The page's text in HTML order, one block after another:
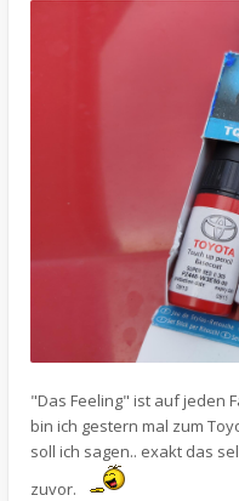
"Das Feeling" ist auf jeden
bin ich gestern mal zum
soll ich sagen.. exakt das
zuvor.